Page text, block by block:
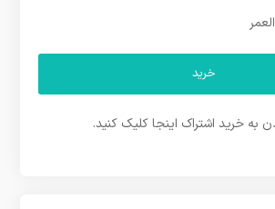
خرید
به خرید اشتراک اینجا کلیک کنید.